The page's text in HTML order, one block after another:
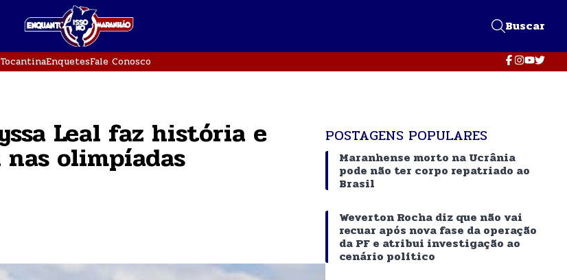
Buscar
EnquetesFale Conosco
Leal faz história e
olimpíadas
POSTAGENS POPULARES
Maranhense morto na Ucrânia
pode não ter corpo repatriado ao
Brasil
Weverton Rocha diz que não vai
recuar após nova fase da operação
da PF e atribui investigação ao
cenário político